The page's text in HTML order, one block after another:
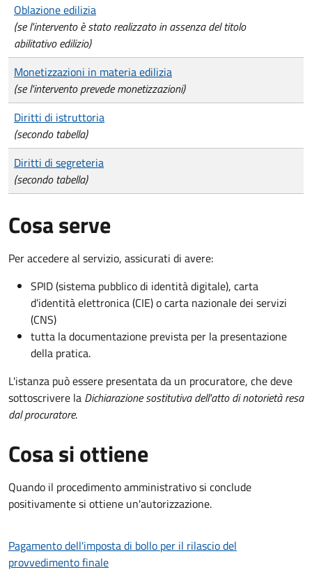
Oblazione edilizia
(se l'intervento è stato realizzato in assenza del titolo
abilitativo edilizio)
Monetizzazioni in materia edilizia
(se l'intervento prevede monetizzazioni)
Diritti di istruttoria
(secondo tabella)
Diritti di segreteria
(secondo tabella)
Cosa serve
Per accedere al servizio, assicurati di avere:
SPID (sistema pubblico di identità digitale), carta
d’identità elettronica (CIE) o carta nazionale dei servizi
(CNS)
tutta la documentazione prevista per la presentazione
della pratica.
L'istanza può essere presentata da un procuratore, che deve
sottoscrivere la Dichiarazione sostitutiva dell'atto di notorietà resa
dal procuratore.
Cosa si ottiene
Quando il procedimento amministrativo si conclude
positivamente si ottiene un'autorizzazione.
Pagamento dell'imposta di bollo per il rilascio del
provvedimento finale